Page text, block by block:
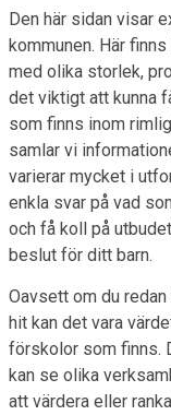
Den här sidan visar
kommunen. Här
med olika storlek,
det viktigt att kunna
som finns inom
samlar vi
varierar mycket i
enkla svar på vad
och få koll på
beslut för ditt barn.
Oavsett om du
hit kan det vara
förskolor som finns.
kan se olika
att värdera eller